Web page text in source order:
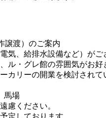
譲渡）のご案内
気、給排水設備など）がご
ル・グレ館の雰囲気がお好
カリーの開業を検討されて
馬場
慮ください。